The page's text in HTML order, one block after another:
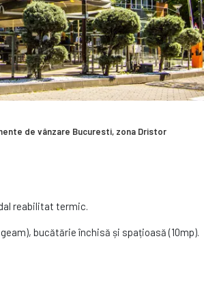
de vânzare Bucuresti, zona Dristor
reabilitat termic.
bucătărie închisă și spațioasă (10mp).